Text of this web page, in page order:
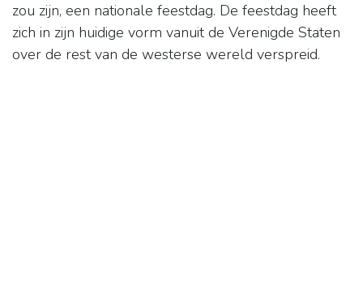
zou zijn, een nationale feestdag. De feestdag heeft
zich in zijn huidige vorm vanuit de Verenigde Staten
over de rest van de westerse wereld verspreid.